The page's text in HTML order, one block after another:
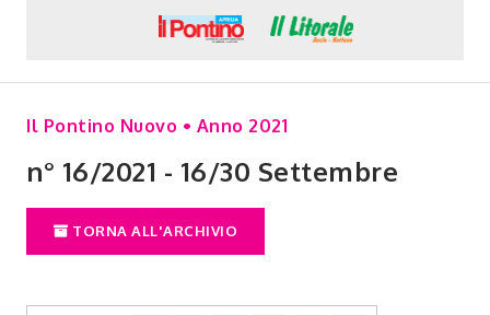
Il Pontino Nuovo • Anno 2021
n° 16/2021 - 16/30 Settembre
TORNA ALL'ARCHIVIO